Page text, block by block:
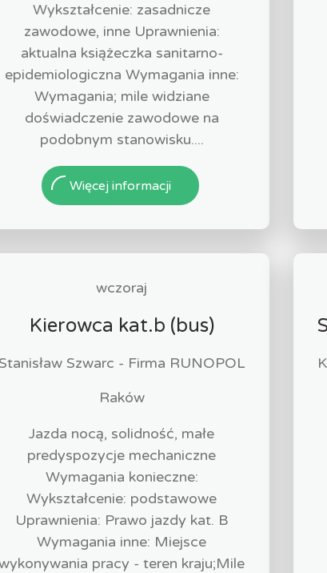
Wykształcenie: zasadnicze
zawodowe, inne Uprawnienia:
aktualna książeczka sanitarno-
epidemiologiczna Wymagania inne:
Wymagania; mile widziane
doświadczenie zawodowe na
podobnym stanowisku....
Więcej informacji
wczoraj
Kierowca kat.b (bus)
Szwarc - Firma RUNOPOL
Raków
Jazda nocą, solidność, małe
predyspozycje mechaniczne
Wymagania konieczne:
Wykształcenie: podstawowe
Uprawnienia: Prawo jazdy kat. B
Wymagania inne: Miejsce
pracy - teren kraju;Mile